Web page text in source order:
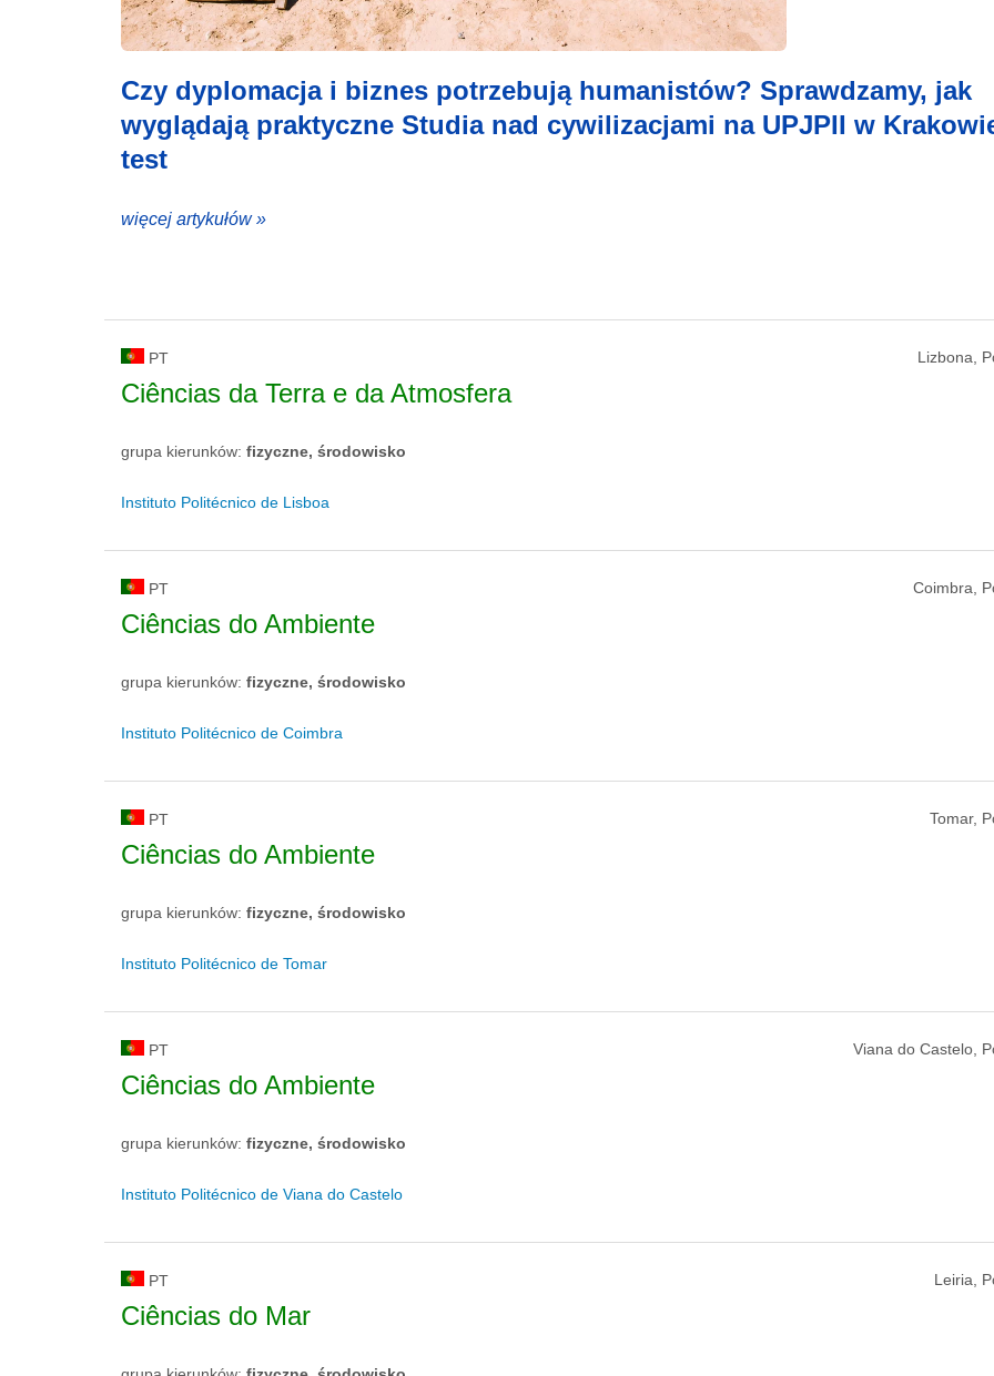
Czy dyplomacja i biznes potrzebują humanistów? Sprawdzamy, jak
wyglądają praktyczne Studia nad cywilizacjami na UPJPII w
test
więcej artykułów »
PT Lizbona,
Ciências da Terra e da Atmosfera
grupa kierunków: fizyczne, środowisko
Instituto Politécnico de Lisboa
PT Coimbra,
Ciências do Ambiente
grupa kierunków: fizyczne, środowisko
Instituto Politécnico de Coimbra
PT Tomar,
Ciências do Ambiente
grupa kierunków: fizyczne, środowisko
Instituto Politécnico de Tomar
PT Viana do Castelo,
Ciências do Ambiente
grupa kierunków: fizyczne, środowisko
Instituto Politécnico de Viana do Castelo
PT Leiria,
Ciências do Mar